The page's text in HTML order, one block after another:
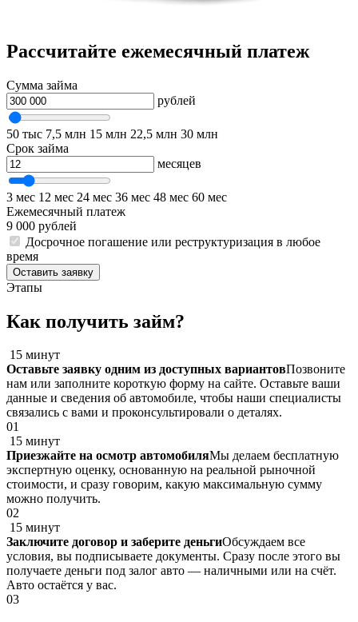
Рассчитайте ежемесячный платеж
Сумма займа
рублей
50 тыс 7,5 млн 15 млн 22,5 млн 30 млн
Срок займа
месяцев
3 мес 12 мес 24 мес 36 мес 48 мес 60 мес
Ежемесячный платеж
9 000 рублей
Досрочное погашение или реструктуризация в любое
время
Оставить заявку
Этапы
Как получить займ?
15 минут
Оставьте заявку одним из доступных вариантовПозвоните
нам или заполните короткую форму на сайте. Оставьте ваши
данные и сведения об автомобиле, чтобы наши специалисты
связались с вами и проконсультировали о деталях.
01
15 минут
Приезжайте на осмотр автомобиляМы делаем бесплатную
экспертную оценку, основанную на реальной рыночной
стоимости, и сразу говорим, какую максимальную сумму
можно получить.
02
15 минут
Заключите договор и заберите деньгиОбсуждаем все
условия, вы подписываете документы. Сразу после этого вы
получаете деньги под залог авто — наличными или на счёт.
Авто остаётся у вас.
03